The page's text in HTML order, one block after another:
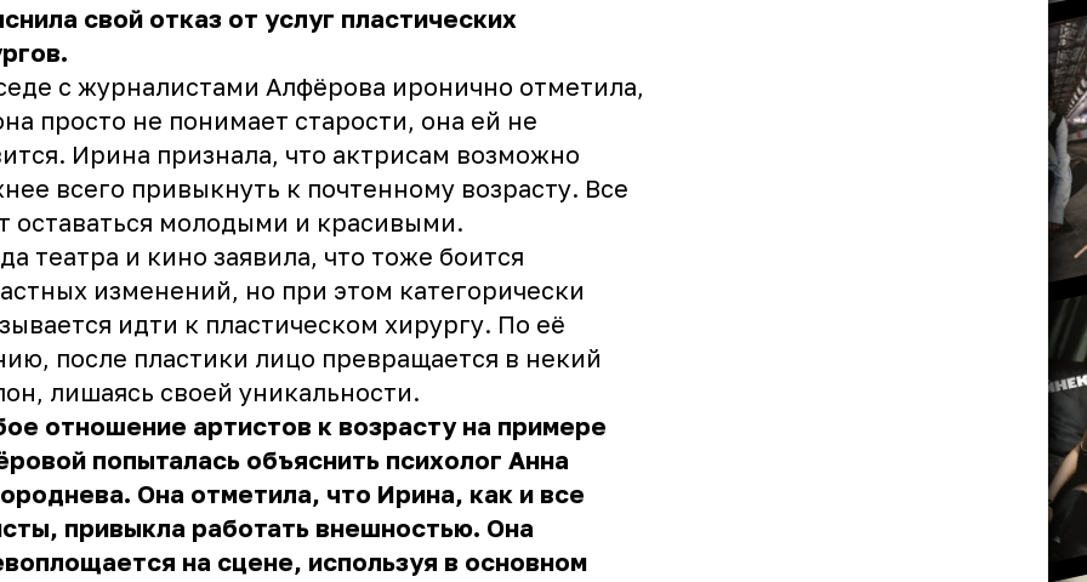
свой отказ от услуг пластических
с журналистами Алфёрова иронично отметила,
просто не понимает старости, она ей не
Ирина признала, что актрисам возможно
всего привыкнуть к почтенному возрасту. Все
оставаться молодыми и красивыми.
театра и кино заявила, что тоже боится
изменений, но при этом категорически
идти к пластическом хирургу. По её
после пластики лицо превращается в некий
лишаясь своей уникальности.
отношение артистов к возрасту на примере
попыталась объяснить психолог Анна
Она отметила, что Ирина, как и все
привыкла работать внешностью. Она
на сцене, используя в основном